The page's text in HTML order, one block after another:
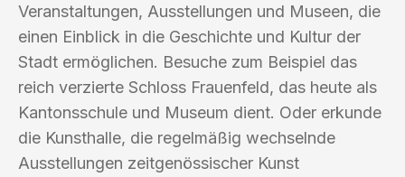
Veranstaltungen, Ausstellungen und Museen, die
einen Einblick in die Geschichte und Kultur der
Stadt ermöglichen. Besuche zum Beispiel das
reich verzierte Schloss Frauenfeld, das heute als
Kantonsschule und Museum dient. Oder erkunde
die Kunsthalle, die regelmäßig wechselnde
Ausstellungen zeitgenössischer Kunst